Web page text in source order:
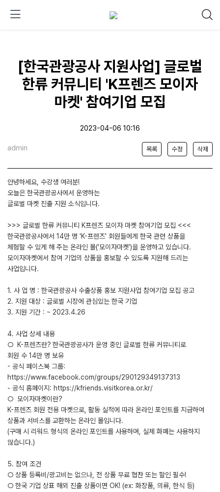
[한국관광공사 지원사업] 글로벌
한류 커뮤니티 'K프렌즈 모이자
마켓' 참여기업 모집
2023-04-06 10:16
admin 목록 수정 삭제
안녕하세요, 수강생 여러분!
오늘은 한국관광공사에서 운영하는
글로벌 마켓 진출 지원 소식입니다.
>>> 글로벌 한류 커뮤니티 K프렌즈 모이자 마켓 참여기업 모집 <<<
한국관광공사에서 14만 명 'K-프렌즈' 회원들에게 한국 관련 상품을
체험할 수 있게 해 주는 온라인 몰('모이자마켓')을 운영하고 있습니다.
모이자마켓에서 참여 기업의 상품을 홍보할 수 있도록 지원해 드리는
사업입니다.
1. 사 업 명 : 한국관광공사 수출상품 홍보 지원사업 참여기업 모집 공고
2. 지원 대상 : 글로벌 시장에 관심있는 한국 기업
3. 지원 기간 : ~ 2023.4.26
4. 사업 상세 내용
○ K-프렌즈란? 한국관광공사가 운영 중인 글로벌 한류 커뮤니티로
회원 수 14만 명 보유
- 공식 페이스북 그룹:
https://www.facebook.com/groups/290129349137313
- 공식 홈페이지: https://kfriends.visitkorea.or.kr/
○ 모이자마켓이란?
K-프렌즈 회원 전용 마켓으로, 활동 실적에 따라 온라인 포인트를 지급하여
상품과 서비스를 교환하는 온라인 몰입니다.
(구매 시 리워드 형식의 온라인 포인트를 사용하며, 실제 화폐는 사용하지
않습니다.)
5. 참여 조건
○ 상품 등록비/광고비는 없으나, 전 상품 무료 협찬 또는 할인 필수!
○ 한국 기업 상표 해외 진출 상품이면 OK! (ex: 화장품, 의류, 한식 등)